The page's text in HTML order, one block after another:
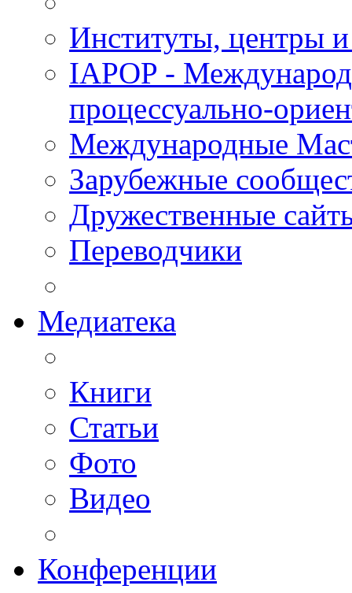
Институты, центры
IAPOP -
процессуально-
Международные
Зарубежные
Дружественные
Переводчики
Медиатека
Книги
Статьи
Фото
Видео
Конференции